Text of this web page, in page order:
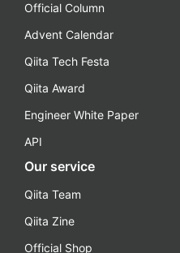
Official Column
Advent Calendar
Qiita Tech Festa
Qiita Award
Engineer White Paper
API
Our service
Qiita Team
Qiita Zine
Official Shop